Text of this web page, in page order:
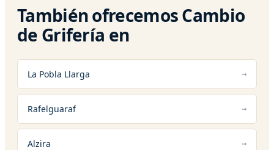
También ofrecemos Cambio
de Grifería en
La Pobla Llarga
Rafelguaraf
Alzira